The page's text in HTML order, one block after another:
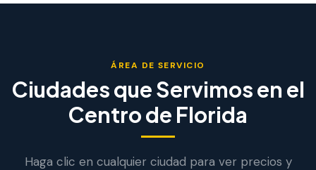
ÁREA DE SERVICIO
Ciudades que Servimos en el
Centro de Florida
Haga clic en cualquier ciudad para ver precios y